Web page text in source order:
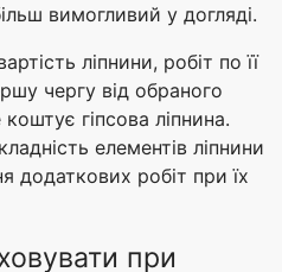
вимогливий у догляді.
ліпнини, робіт по її
чергу від обраного
гіпсова ліпнина.
елементів ліпнини
додаткових робіт при їх
при